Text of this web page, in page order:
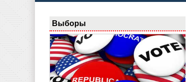
Выборы